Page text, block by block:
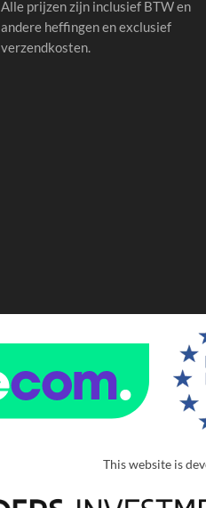
Alle prijzen zijn inclusief BTW en
andere heffingen en exclusief
verzendkosten.
This website is